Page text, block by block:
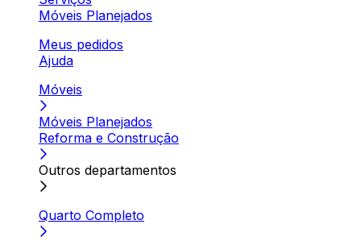
Móveis Planejados
Meus pedidos
Ajuda
Móveis
Móveis Planejados
Reforma e Construção
Outros departamentos
Quarto Completo